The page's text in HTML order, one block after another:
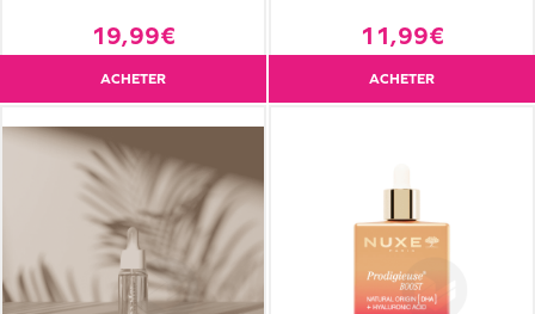
19,99€
ACHETER
11,99€
ACHETER